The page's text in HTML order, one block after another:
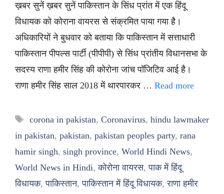
ख़बर सुनें ख़बर सुनें पाकिस्तान के सिंध प्रांत में एक हिंदू
विधायक को कोराना वायरस से संक्रमित पाया गया है।
अधिकारियों ने बुधवार को बताया कि पाकिस्तान में सत्ताधारी
पाकिस्तान पीपल्स पार्टी (पीपीपी) से सिंध प्रांतीय विधानसभा के
सदस्य राणा हमीर सिंह की कोरोना जांच पॉजिटिव आई है।
राणा हमीर सिंह साल 2018 में थारपारकर … Read more
Tags
corona in pakistan, Coronavirus, hindu lawmaker
in pakistan, pakistan, pakistan peoples party, rana
hamir singh, singh province, World Hindi News,
World News in Hindi,कोरोना वायरस,पाक में हिंदू
विधायक,पाकिस्तान,पाकिस्तान में हिंदू विधायक,राणा हमीर